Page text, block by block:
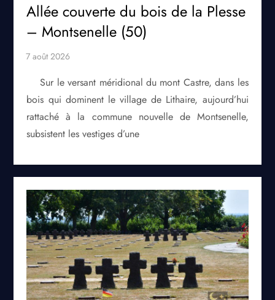
Allée couverte du bois de la Plesse
– Montsenelle (50)
Sur le versant méridional du mont Castre, dans les
bois qui dominent le village de Lithaire, aujourd’hui
rattaché à la commune nouvelle de Montsenelle,
subsistent les vestiges d’une